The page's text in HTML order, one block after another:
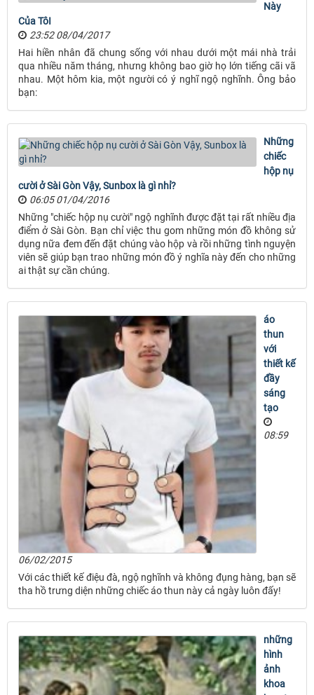
Này
Của TôI
23:52 08/04/2017
Hai hiền nhân đã chung sống với nhau dưới một mái nhà trải
qua nhiều năm tháng, nhưng không bao giờ họ lớn tiếng cãi vã
nhau. Một hôm kia, một người có ý nghĩ ngộ nghĩnh. Ông bảo
bạn:
Những
chiếc
hộp nụ
cười ở Sài Gòn Vậy, Sunbox là gì nhỉ?
06:05 01/04/2016
Những "chiếc hộp nụ cười" ngộ nghĩnh được đặt tại rất nhiều địa
điểm ở Sài Gòn. Bạn chỉ việc thu gom những món đồ không sử
dụng nữa đem đến đặt chúng vào hộp và rồi những tình nguyện
viên sẽ giúp bạn trao những món đồ ý nghĩa này đến cho những
ai thật sự cần chúng.
áo
thun
với
thiết kế
đầy
sáng
tạo
08:59
06/02/2015
Với các thiết kế điệu đà, ngộ nghĩnh và không đụng hàng, bạn sẽ
tha hồ trưng diện những chiếc áo thun này cả ngày luôn đấy!
những
hình
ảnh
khoa